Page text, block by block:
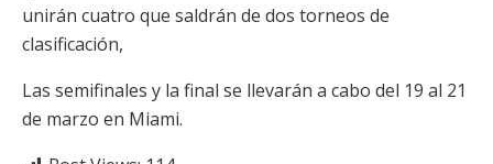
unirán cuatro que saldrán de dos torneos de
clasificación,
Las semifinales y la final se llevarán a cabo del 19 al 21
de marzo en Miami.